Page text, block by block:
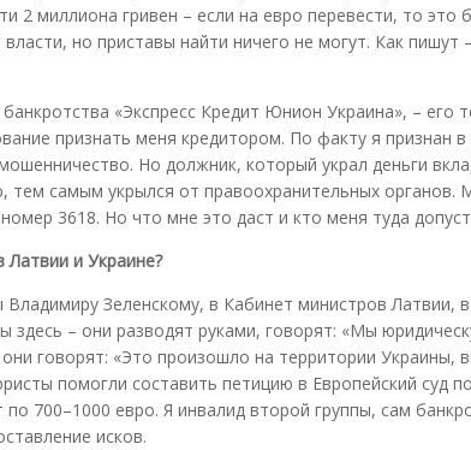
2 миллиона гривен – если на евро перевести, то это
но приставы найти ничего не могут. Как пишут
«Экспресс Кредит Юнион Украина», – его
признать меня кредитором. По факту я признан
Но должник, который украл деньги
самым укрылся от правоохранительных органов.
3618. Но что мне это даст и кто меня туда
и Украине?
Зеленскому, в Кабинет министров Латвии,
здесь – они разводят руками, говорят: «Мы
говорят: «Это произошло на территории Украины,
помогли составить петицию в Европейский суд
700–1000 евро. Я инвалид второй группы, сам
исков.